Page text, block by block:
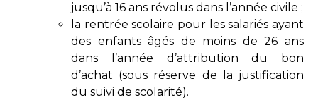
jusqu’à 16 ans révolus dans l’année civile ;
la rentrée scolaire pour les salariés ayant
des enfants âgés de moins de 26 ans
dans l’année d’attribution du bon
d’achat (sous réserve de la justification
du suivi de scolarité).